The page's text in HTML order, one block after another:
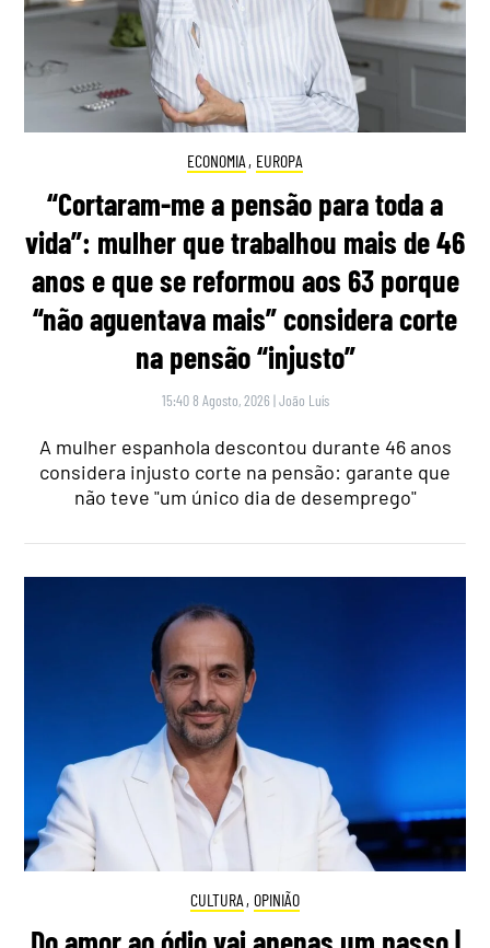
ECONOMIA , EUROPA
“Cortaram-me a pensão para toda a
vida”: mulher que trabalhou mais de 46
anos e que se reformou aos 63 porque
“não aguentava mais” considera corte
na pensão “injusto”
15:40 8 Agosto, 2026 |João Luís
A mulher espanhola descontou durante 46 anos
considera injusto corte na pensão: garante que
não teve "um único dia de desemprego"
CULTURA , OPINIÃO